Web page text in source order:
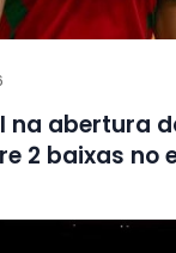
na abertura
2 baixas no